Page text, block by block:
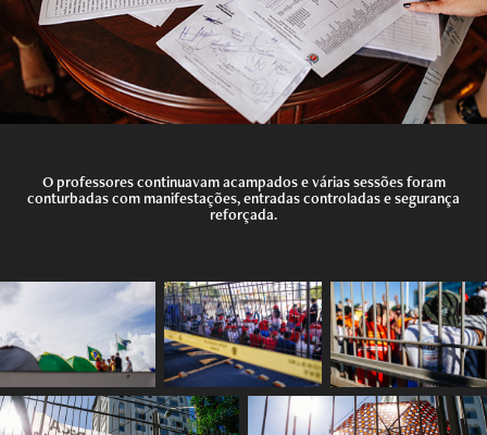
O professores continuavam acampados e várias sessões foram
conturbadas com manifestações, entradas controladas e segurança
reforçada.